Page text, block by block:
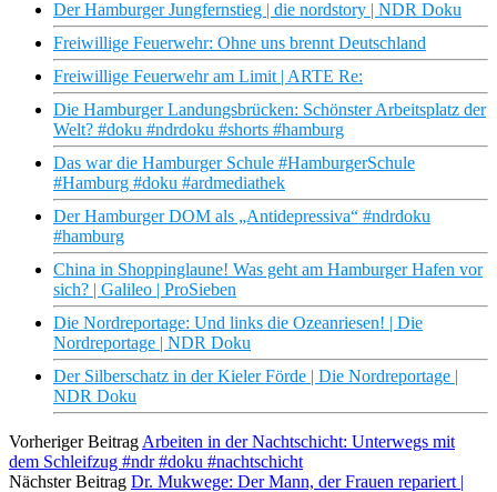
Der Hamburger Jungfernstieg | die nordstory | NDR Doku
Freiwillige Feuerwehr: Ohne uns brennt Deutschland
Freiwillige Feuerwehr am Limit | ARTE Re:
Die Hamburger Landungsbrücken: Schönster Arbeitsplatz der
Welt? #doku #ndrdoku #shorts #hamburg
Das war die Hamburger Schule #HamburgerSchule
#Hamburg #doku #ardmediathek
Der Hamburger DOM als „Antidepressiva“ #ndrdoku
#hamburg
China in Shoppinglaune! Was geht am Hamburger Hafen vor
sich? | Galileo | ProSieben
Die Nordreportage: Und links die Ozeanriesen! | Die
Nordreportage | NDR Doku
Der Silberschatz in der Kieler Förde | Die Nordreportage |
NDR Doku
Vorheriger Beitrag Arbeiten in der Nachtschicht: Unterwegs mit
dem Schleifzug #ndr #doku #nachtschicht
Nächster Beitrag Dr. Mukwege: Der Mann, der Frauen repariert |